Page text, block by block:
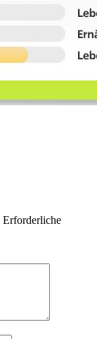
Erforderliche